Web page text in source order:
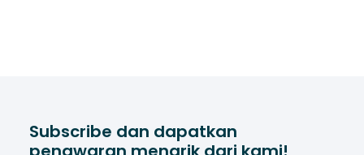
Subscribe dan dapatkan